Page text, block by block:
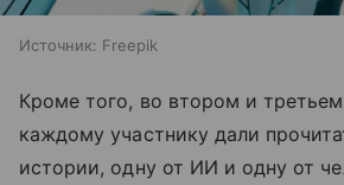
Источник: Freepik
Кроме того, во втором и
каждому участнику дали
истории, одну от ИИ и одну от